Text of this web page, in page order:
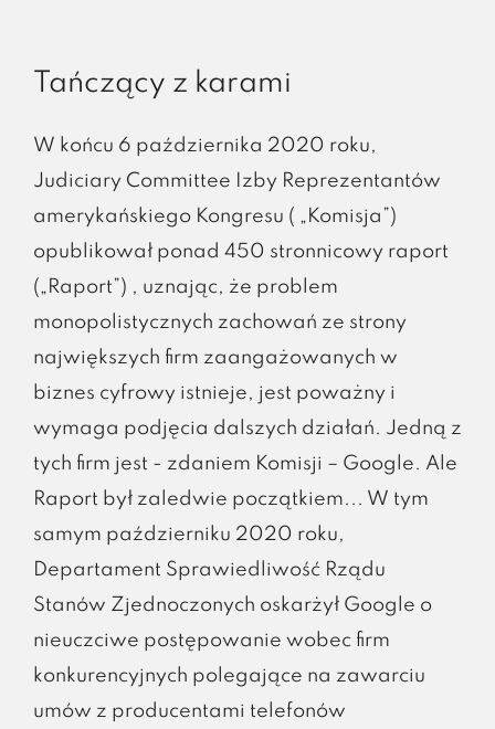
Tańczący z karami
W końcu 6 października 2020 roku,
Judiciary Committee Izby Reprezentantów
amerykańskiego Kongresu ( „Komisja”)
opublikował ponad 450 stronnicowy raport
(„Raport”) , uznając, że problem
monopolistycznych zachowań ze strony
największych firm zaangażowanych w
biznes cyfrowy istnieje, jest poważny i
wymaga podjęcia dalszych działań. Jedną z
tych firm jest - zdaniem Komisji – Google. Ale
Raport był zaledwie początkiem... W tym
samym październiku 2020 roku,
Departament Sprawiedliwość Rządu
Stanów Zjednoczonych oskarżył Google o
nieuczciwe postępowanie wobec firm
konkurencyjnych polegające na zawarciu
umów z producentami telefonów